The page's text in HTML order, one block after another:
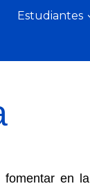
Estudiantes
en